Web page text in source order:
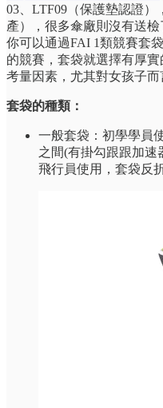
03、LTF09（保護墊認證
產），很多傘廠則沒有送
你可以通過FAI 1類競賽套
的競賽，套袋就選擇有厚
考量因素，尤其對女孩子
套袋的種類：
一般套袋：初學學員
之間(有掛勾跟跟加速
飛行員使用，套袋反